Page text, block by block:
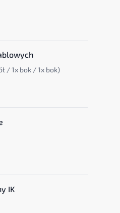
/ 1x bok / 1x bok)
IK